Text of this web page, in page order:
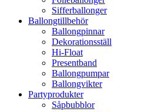
Siffer­­ballonger
Ballong­tillbehör
Ballongpinnar
Dekorationsställ
Hi-Float
Presentband
Ballongpumpar
Ballong­vikter
Party­­produkter
Såpbubblor